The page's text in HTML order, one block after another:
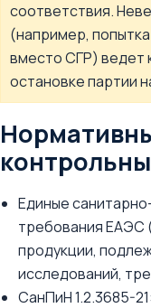
соответствия.
(например,
вместо СГР) ведет
остановке партии
Единые
требования
продукции,
исследований,
СанПиН 1.2.3685-